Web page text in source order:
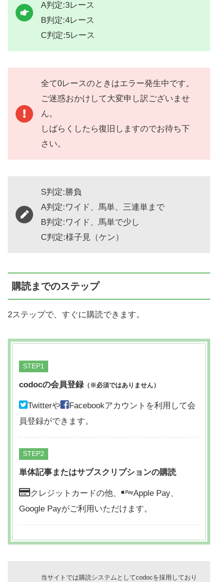
A判定:3レース
B判定:4レース
C判定:5レース
全て0レースのときはエラー発生中です。
ご迷惑おかけして大変申し訳ございませ
ん。
しばらくしたら復旧しますのでお待ち下
さい。
S判定:勝負
A判定:ワイド、馬単、三連単まで
B判定:ワイド、馬単で少し
C判定:様子見（ケン）
購読までのステップ
2ステップで、すぐに購読できます。
STEP
codocの会員登録（※必須ではありません）
Twitterや
Facebookアカウントを利用して会
員登録ができます。
STEP
単体記事またはサブスクリプションの購読
クレジットカードの他、
Apple Pay、
Google Payがご利用いただけます。
当サイトでは購読システムとしてcodocを採用しており